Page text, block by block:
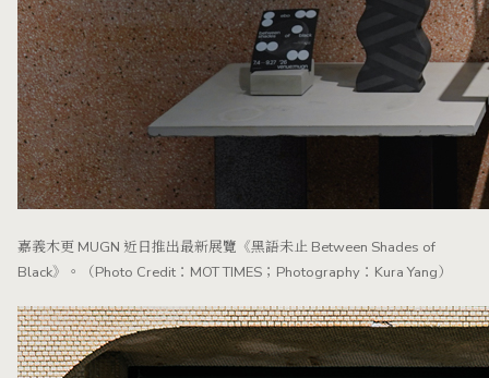
嘉義木更 MUGN 近日推出最新展覽《黑語未止 Between Shades of
Black》。（Photo Credit：MOT TIMES；Photography：Kura Yang）